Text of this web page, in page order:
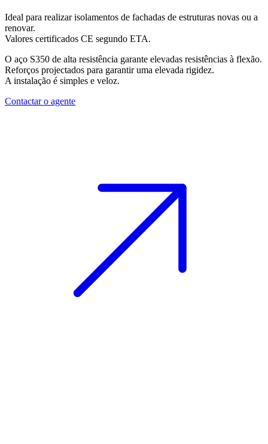
Ideal para realizar isolamentos de fachadas de estruturas novas ou a
renovar.
Valores certificados CE segundo ETA.
O aço S350 de alta resistência garante elevadas resistências à flexão.
Reforços projectados para garantir uma elevada rigidez.
A instalação é simples e veloz.
Contactar o agente